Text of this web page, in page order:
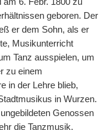
geboren. Der
er dem Sohn, als er
Musikunterricht
Tanz ausspielen, um
zu einem
in der Lehre blieb,
in Wurzen.
Genossen
die Tanzmusik.